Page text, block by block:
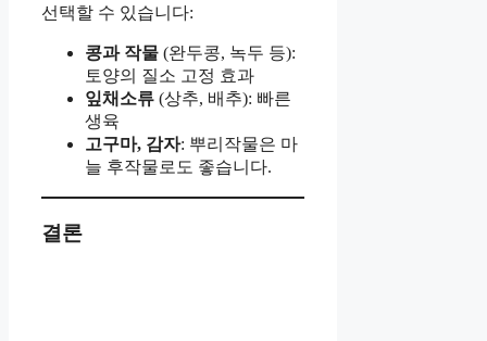
선택할 수 있습니다:
콩과 작물 (완두콩, 녹두 등):
토양의 질소 고정 효과
잎채소류 (상추, 배추): 빠른
생육
고구마, 감자: 뿌리작물은 마
늘 후작물로도 좋습니다.
결론